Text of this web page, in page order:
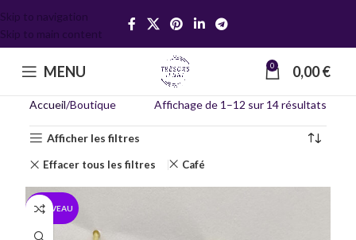
Skip to navigation
Skip to main content
MENU 0 0,00€
Accueil Boutique Affichage de 1–12 sur 14 résultats
Afficher les filtres
Effacer tous les filtres Café
NOUVEAU